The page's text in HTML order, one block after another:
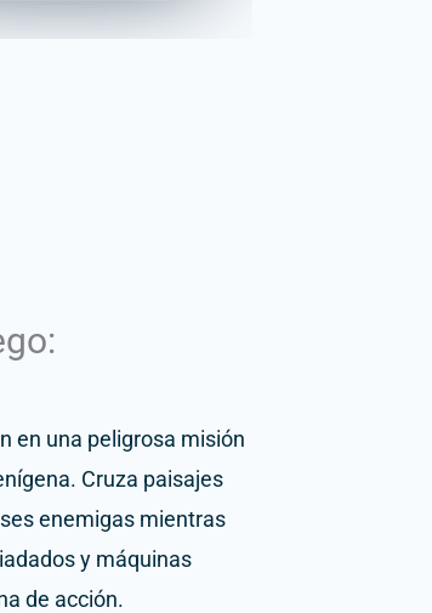
en una peligrosa misión
Cruza paisajes
enemigas mientras
y máquinas
de acción.